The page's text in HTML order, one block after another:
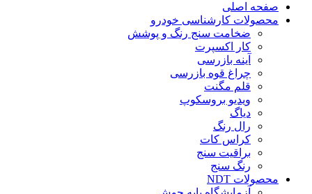
صفحه اصلی
محصولات کارشناسی خودرو
ضخامت سنج رنگ و پوشش
کار اکسپرت
آینه بازرسی
چراغ قوه بازرسی
قلم مگنت
ویدیو بروسکوپ
دیاگ
رال رنگ
کراس کات
براقیت سنج
رنگ سنج
محصولات NDT